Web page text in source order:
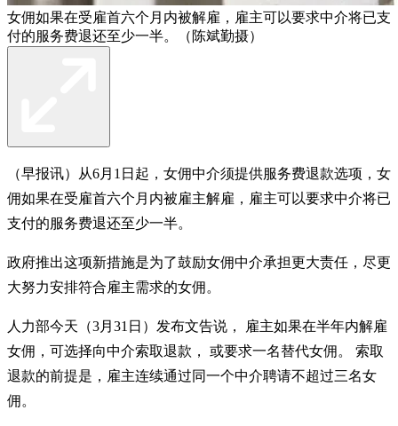
女佣如果在受雇首六个月内被解雇，雇主可以要求中介将已支
付的服务费退还至少一半。（陈斌勤摄）
（早报讯）从6月1日起，女佣中介须提供服务费退款选项，女
佣如果在受雇首六个月内被雇主解雇，雇主可以要求中介将已
支付的服务费退还至少一半。
政府推出这项新措施是为了鼓励女佣中介承担更大责任，尽更
大努力安排符合雇主需求的女佣。
人力部今天（3月31日）发布文告说， 雇主如果在半年内解雇
女佣，可选择向中介索取退款， 或要求一名替代女佣。 索取
退款的前提是，雇主连续通过同一个中介聘请不超过三名女
佣。